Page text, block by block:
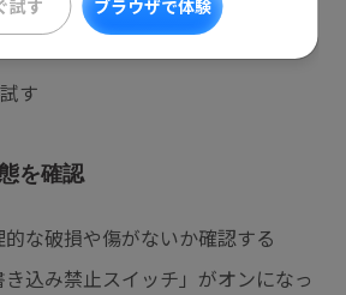
試す ブラウザで体験
確認
す
を確認
な破損や傷がないか確認する
込み禁止スイッチ」がオンになっ